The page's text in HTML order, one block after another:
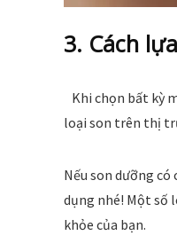
3. Cách
Khi chọn bất kỳ
loại son trên thị
Nếu son dưỡng
dụng nhé! Một số
khỏe của bạn.